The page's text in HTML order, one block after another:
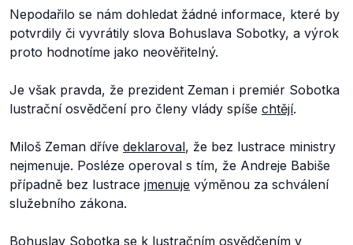
Nepodařilo se nám dohledat žádné informace, které by
potvrdily či vyvrátily slova Bohuslava Sobotky, a výrok
proto hodnotíme jako neověřitelný.
Je však pravda, že prezident Zeman i premiér Sobotka
lustrační osvědčení pro členy vlády spíše chtějí.
Miloš Zeman dříve deklaroval, že bez lustrace ministry
nejmenuje. Posléze operoval s tím, že Andreje Babiše
případně bez lustrace jmenuje výměnou za schválení
služebního zákona.
Bohuslav Sobotka se k lustračním osvědčením v